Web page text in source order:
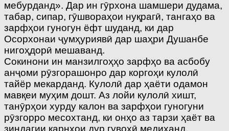
мебурданд». Дар ин гӯрхона шамшери дудама,
табар, сипар, гӯшвораҳои нуқрагӣ, тангаҳо ва
зарфҳои гуногун ёфт шуданд, ки дар
Осорхонаи ҷумҳуриявӣ дар шаҳри Душанбе
нигоҳдорӣ мешаванд.
Сокинони ин манзилгоҳҳо зарфҳо ва асбобу
анҷоми рӯзгорашонро дар коргоҳи кулолӣ
тайёр мекарданд. Кулолӣ дар ҳаёти одамон
мавқеи муҳим дошт. Аз лойи кулолӣ хишт,
танӯрҳои хурду калон ва зарфҳои гуногуни
рӯзгорро месохтанд, ки онҳо аз тарзи ҳаёт ва
зиндагии қарнҳои дур гувоҳӣ медиҳанд.